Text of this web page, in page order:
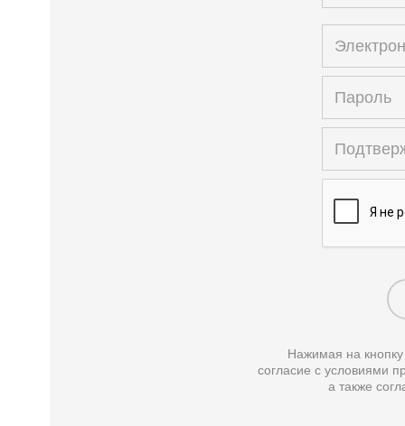
Нажимая на кнопку
согласие с условиями
а также